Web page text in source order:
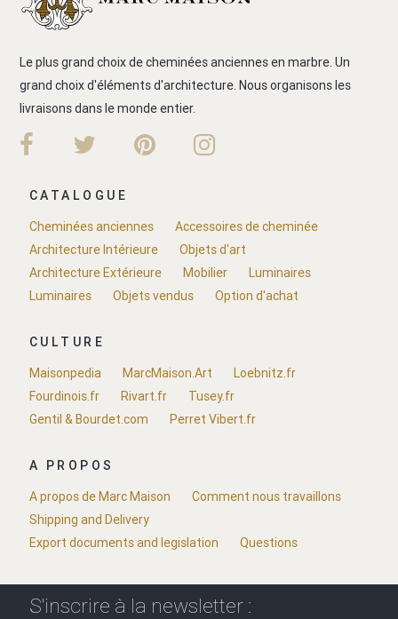
Le plus grand choix de cheminées anciennes en marbre. Un
grand choix d'éléments d'architecture. Nous organisons les
livraisons dans le monde entier.
CATALOGUE
Cheminées anciennes
Accessoires de cheminée
Architecture Intérieure
Objets d'art
Architecture Extérieure
Mobilier
Luminaires
Luminaires
Objets vendus Option d'achat
CULTURE
Maisonpedia
MarcMaison.Art
Loebnitz.fr
Fourdinois.fr
Rivart.fr
Tusey.fr
Gentil & Bourdet.com
Perret Vibert.fr
A PROPOS
A propos de Marc Maison
Comment nous travaillons
Shipping and Delivery
Export documents and legislation
Questions
S'inscrire à la newsletter :